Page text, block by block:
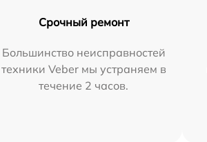
Срочный ремонт
Большинство неисправностей
техники Veber мы устраняем в
течение 2 часов.